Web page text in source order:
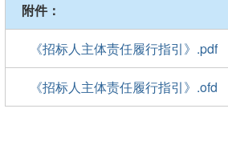
附件：
《招标人主体责任履行指引》.pdf
《招标人主体责任履行指引》.ofd